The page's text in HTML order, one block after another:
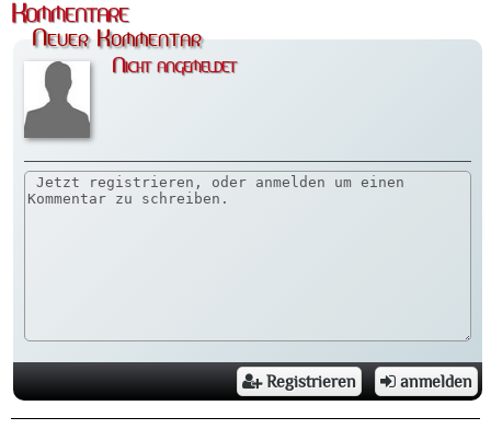
Kommentare
Neuer Kommentar
Nicht angemeldet
Registrieren anmelden